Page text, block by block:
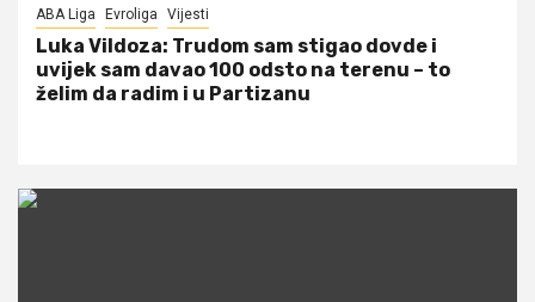
ABA Liga Evroliga Vijesti
Luka Vildoza: Trudom sam stigao dovde i
uvijek sam davao 100 odsto na terenu – to
želim da radim i u Partizanu